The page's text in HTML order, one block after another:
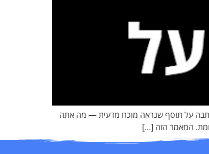
כתבה על תוסף שנראה מוכח מדעית — מה אתה